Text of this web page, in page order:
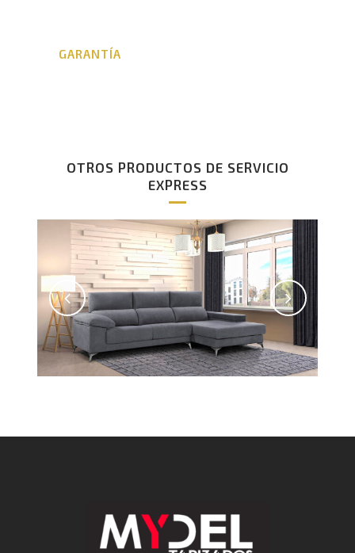
GARANTÍA
OTROS PRODUCTOS DE SERVICIO
EXPRESS